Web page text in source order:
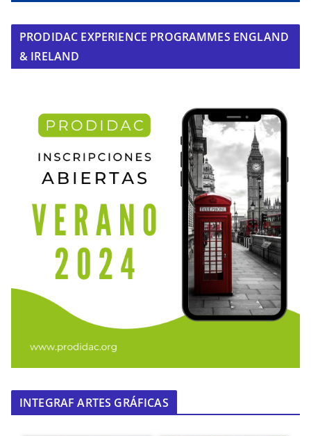
PRODIDAC EXPERIENCE PROGRAMMES ENGLAND
& IRELAND
INTEGRAF ARTES GRÁFICAS